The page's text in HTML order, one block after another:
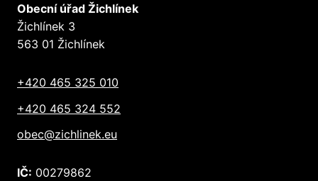
Obecní úřad Žichlínek
Žichlínek 3
563 01 Žichlínek
+420 465 325 010
+420 465 324 552
obec@zichlinek.eu
IČ: 00279862